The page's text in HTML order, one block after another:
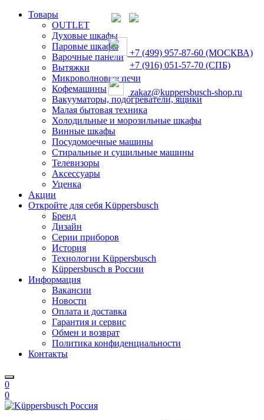
Товары
OUTLET
Духовые шкафы
Паровые шкафы
Варочные панели
Вытяжки
Микроволновые печи
Кофемашины
Вакууматоры, подогреватели, ящики
Малая бытовая техника
Холодильные и морозильные шкафы
Винные шкафы
Посудомоечные машины
Стиральные и сушильные машины
Телевизоры
Аксессуары
Уценка
Акции
Откройте для себя Küppersbusch
Бренд
Дизайн
Серии приборов
История
Технологии Küppersbusch
Küppersbusch в России
Информация
Вакансии
Новости
Оплата и доставка
Гарантия и сервис
Обмен и возврат
Политика конфиденциальности
Контакты
0
0
+7 (499) 957-87-60 (МОСКВА)
+7 (916) 051-57-70 (СПБ)
zakaz@kuppersbusch-shop.ru